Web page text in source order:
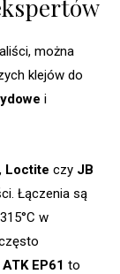
można
klejów do
i
, Loctite czy JB
Łączenia są
w
ATK EP61 to